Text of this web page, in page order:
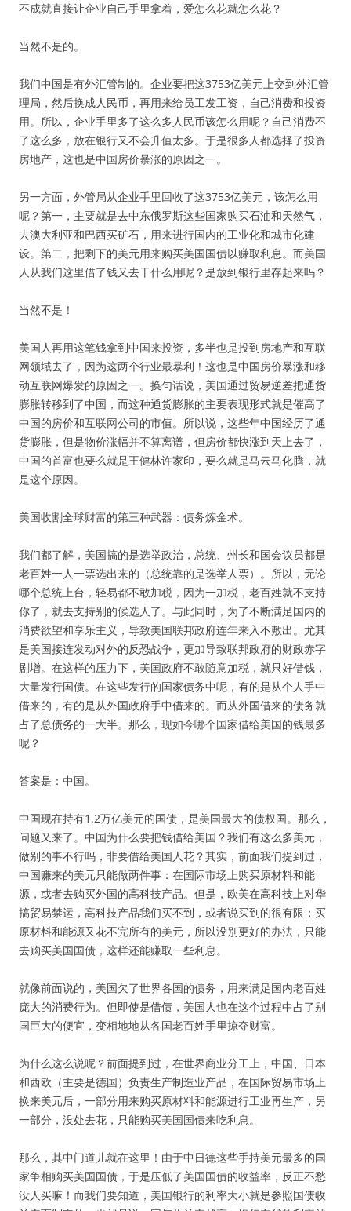
不成就直接让企业自己手里拿着，爱怎么花就怎么花？
当然不是的。
我们中国是有外汇管制的。企业要把这3753亿美元上交到外汇管
理局，然后换成人民币，再用来给员工发工资，自己消费和投资
用。所以，企业手里多了这么多人民币该怎么用呢？自己消费不
了这么多，放在银行又不会升值太多。于是很多人都选择了投资
房地产，这也是中国房价暴涨的原因之一。
另一方面，外管局从企业手里回收了这3753亿美元，该怎么用
呢？第一，主要就是去中东俄罗斯这些国家购买石油和天然气，
去澳大利亚和巴西买矿石，用来进行国内的工业化和城市化建
设。第二，把剩下的美元用来购买美国国债以赚取利息。而美国
人从我们这里借了钱又去干什么用呢？是放到银行里存起来吗？
当然不是！
美国人再用这笔钱拿到中国来投资，多半也是投到房地产和互联
网领域去了，因为这两个行业最暴利！这也是中国房价暴涨和移
动互联网爆发的原因之一。换句话说，美国通过贸易逆差把通货
膨胀转移到了中国，而这种通货膨胀的主要表现形式就是催高了
中国的房价和互联网公司的市值。所以说，这些年中国经历了通
货膨胀，但是物价涨幅并不算离谱，但房价都快涨到天上去了，
中国的首富也要么就是王健林许家印，要么就是马云马化腾，就
是这个原因。
美国收割全球财富的第三种武器：债务炼金术。
我们都了解，美国搞的是选举政治，总统、州长和国会议员都是
老百姓一人一票选出来的（总统靠的是选举人票）。所以，无论
哪个总统上台，轻易都不敢加税，因为一加税，老百姓就不支持
你了，就去支持别的候选人了。与此同时，为了不断满足国内的
消费欲望和享乐主义，导致美国联邦政府连年来入不敷出。尤其
是美国接连发动对外的反恐战争，更加导致联邦政府的财政赤字
剧增。在这样的压力下，美国政府不敢随意加税，就只好借钱，
大量发行国债。在这些发行的国家债务中呢，有的是从个人手中
借来的，有的是从外国政府手中借来的。而从外国借来的债务就
占了总债务的一大半。那么，现如今哪个国家借给美国的钱最多
呢？
答案是：中国。
中国现在持有1.2万亿美元的国债，是美国最大的债权国。那么，
问题又来了。中国为什么要把钱借给美国？我们有这么多美元，
做别的事不行吗，非要借给美国人花？其实，前面我们提到过，
中国赚来的美元只能做两件事：在国际市场上购买原材料和能
源，或者去购买外国的高科技产品。但是，欧美在高科技上对华
搞贸易禁运，高科技产品我们买不到，或者说买到的很有限；买
原材料和能源又花不完所有的美元，所以没别更好的办法，只能
去购买美国国债，这样还能赚取一些利息。
就像前面说的，美国欠了世界各国的债务，用来满足国内老百姓
庞大的消费行为。但即使是借债，美国人也在这个过程中占了别
国巨大的便宜，变相地地从各国老百姓手里掠夺财富。
为什么这么说呢？前面提到过，在世界商业分工上，中国、日本
和西欧（主要是德国）负责生产制造业产品，在国际贸易市场上
换来美元后，一部分用来购买原材料和能源进行工业再生产，另
一部分，没处去花，只能购买美国国债来吃利息。
那么，其中门道儿就在这里！由于中日德这些手持美元最多的国
家争相购买美国国债，于是压低了美国国债的收益率，反正不愁
没人买嘛！而我们要知道，美国银行的利率大小就是参照国债收